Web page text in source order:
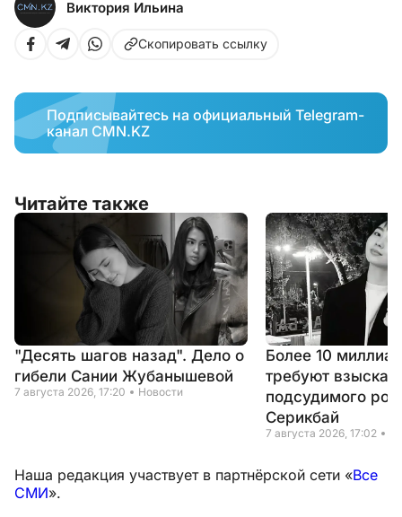
Виктория Ильина
Скопировать ссылку
Подписывайтесь на официальный Telegram-
канал CMN.KZ
Читайте также
"Десять шагов назад". Дело о
гибели Сании Жубанышевой
7 августа 2026, 17:20 Новости
Более 10
требуют
подсудимого
Серикбай
7 августа 2026, 17:02
Наша редакция участвует в партнёрской сети «Все
СМИ».